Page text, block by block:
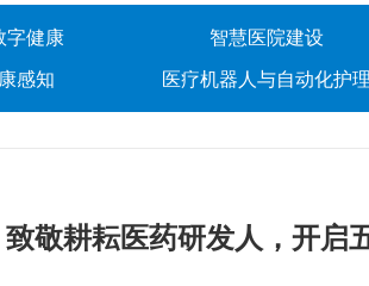
字健康 智慧医院建设
感知 医疗机器人与自动化护理
敬耕耘医药研发人，开启